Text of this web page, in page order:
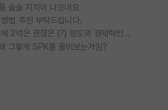
슬슬 지적이 나오네요
법 추천 부탁드립니다.
박사진학하기에 2억은 괜찮은 (?) 정도의 경제력인가요
그렇게 SPK를 물어보는거임?